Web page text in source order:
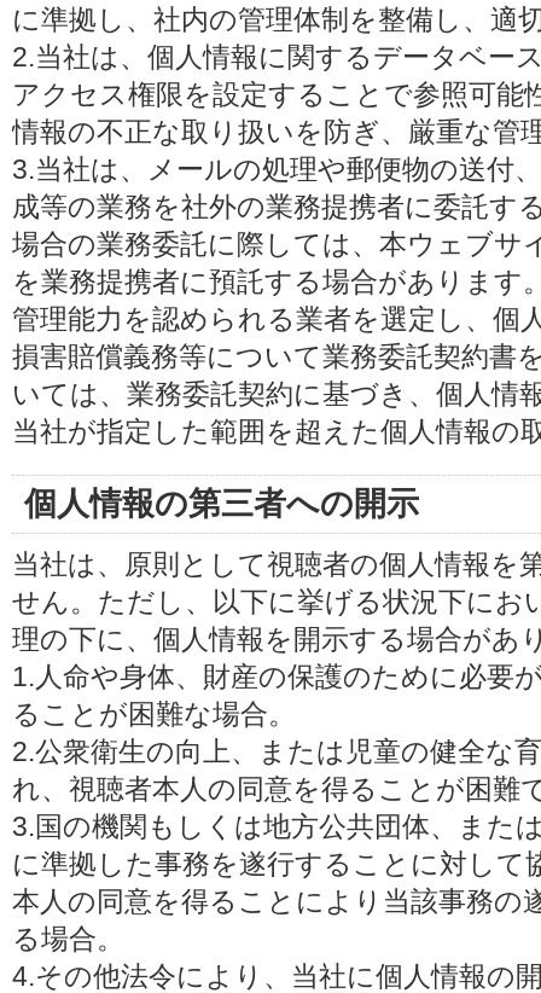
に準拠し、社内の管理体制を整備し、適
2.当社は、個人情報に関するデータベー
アクセス権限を設定することで参照可能
情報の不正な取り扱いを防ぎ、厳重な管
3.当社は、メールの処理や郵便物の送付
成等の業務を社外の業務提携者に委託す
場合の業務委託に際しては、本ウェブサ
を業務提携者に預託する場合があります
管理能力を認められる業者を選定し、個
損害賠償義務等について業務委託契約書
いては、業務委託契約に基づき、個人情
当社が指定した範囲を超えた個人情報の
個人情報の第三者への開示
当社は、原則として視聴者の個人情報を
せん。ただし、以下に挙げる状況下にお
理の下に、個人情報を開示する場合があ
1.人命や身体、財産の保護のために必要
ることが困難な場合。
2.公衆衛生の向上、または児童の健全な
れ、視聴者本人の同意を得ることが困難
3.国の機関もしくは地方公共団体、また
に準拠した事務を遂行することに対して
本人の同意を得ることにより当該事務の
る場合。
4.その他法令により、当社に個人情報の